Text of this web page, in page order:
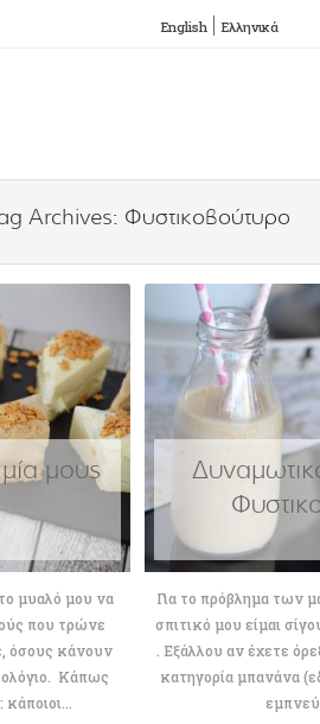
English Ελληνικά
Archives: Φυστικοβούτυρο
μους
μυαλό μου να
που τρώνε
όσους κάνουν
Κάπως
κάποιοι...
Για το πρόβλημα των
σπιτικό μου είμαι
. Εξάλλου αν έχετε
κατηγορία μπανάνα